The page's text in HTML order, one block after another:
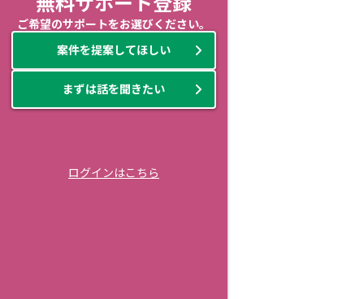
ご希望のサポートをお選びください。
案件を提案してほしい
まずは話を聞きたい
ログインはこちら